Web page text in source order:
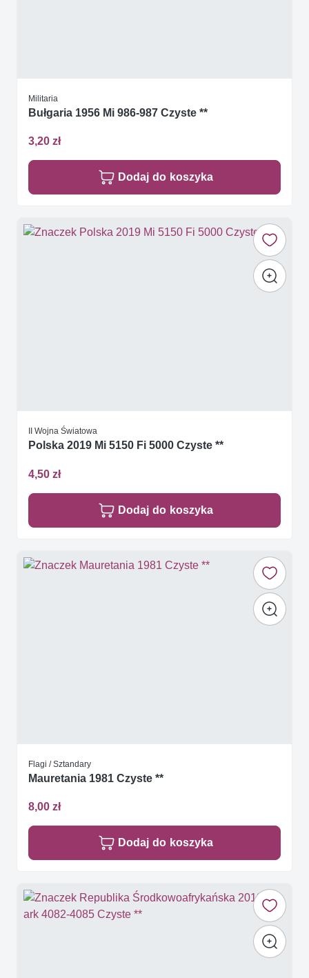
Militaria
Bułgaria 1956 Mi 986-987 Czyste **
3,20 zł
Dodaj do koszyka
II Wojna Światowa
Polska 2019 Mi 5150 Fi 5000 Czyste **
4,50 zł
Dodaj do koszyka
Flagi / Sztandary
Mauretania 1981 Czyste **
8,00 zł
Dodaj do koszyka